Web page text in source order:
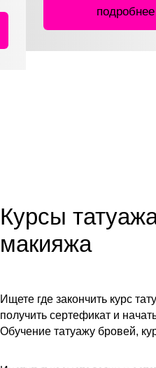
подробнее
Курсы
макияжа
Ищете где закончить курс
получить сертефикат и
Обучение татуажу бровей,